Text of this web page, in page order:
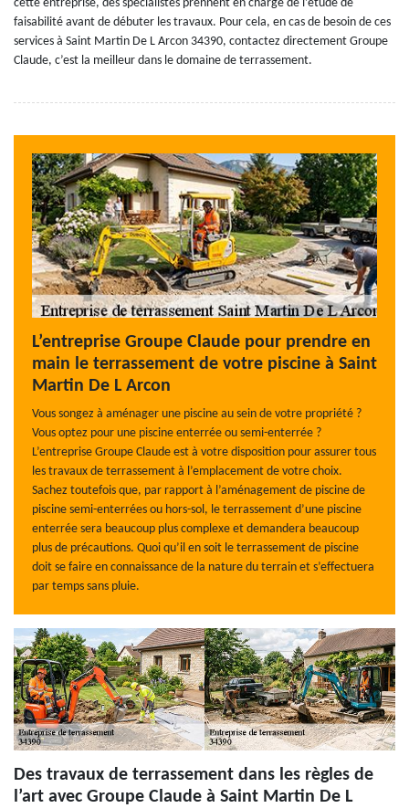
cette entreprise, des spécialistes prennent en charge de l’étude de
faisabilité avant de débuter les travaux. Pour cela, en cas de besoin de ces
services à Saint Martin De L Arcon 34390, contactez directement Groupe
Claude, c’est la meilleur dans le domaine de terrassement.
L’entreprise Groupe Claude pour prendre en
main le terrassement de votre piscine à Saint
Martin De L Arcon
Vous songez à aménager une piscine au sein de votre propriété ?
Vous optez pour une piscine enterrée ou semi-enterrée ?
L’entreprise Groupe Claude est à votre disposition pour assurer tous
les travaux de terrassement à l’emplacement de votre choix.
Sachez toutefois que, par rapport à l’aménagement de piscine de
piscine semi-enterrées ou hors-sol, le terrassement d’une piscine
enterrée sera beaucoup plus complexe et demandera beaucoup
plus de précautions. Quoi qu’il en soit le terrassement de piscine
doit se faire en connaissance de la nature du terrain et s’effectuera
par temps sans pluie.
Des travaux de terrassement dans les règles de
l’art avec Groupe Claude à Saint Martin De L